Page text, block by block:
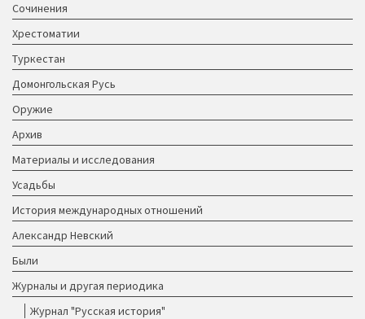
Сочинения
Хрестоматии
Туркестан
Домонгольская Русь
Оружие
Архив
Материалы и исследования
Усадьбы
История международных отношений
Александр Невский
Были
Журналы и другая периодика
Журнал "Русская история"